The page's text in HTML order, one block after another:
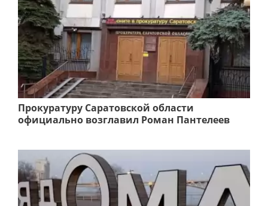
Прокуратуру Саратовской области
официально возглавил Роман Пантелеев